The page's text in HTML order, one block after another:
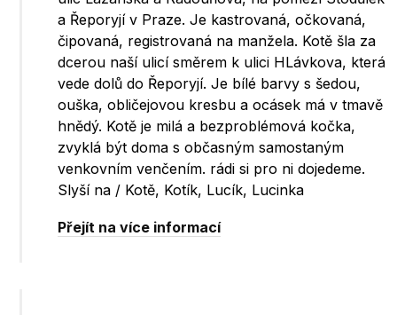
a Řeporyjí v Praze. Je kastrovaná, očkovaná,
čipovaná, registrovaná na manžela. Kotě šla za
dcerou naší ulicí směrem k ulici HLávkova, která
vede dolů do Řeporyjí. Je bílé barvy s šedou,
ouška, obličejovou kresbu a ocásek má v tmavě
hnědý. Kotě je milá a bezproblémová kočka,
zvyklá být doma s občasným samostaným
venkovním venčením. rádi si pro ni dojedeme.
Slyší na / Kotě, Kotík, Lucík, Lucinka
Přejít na více informací